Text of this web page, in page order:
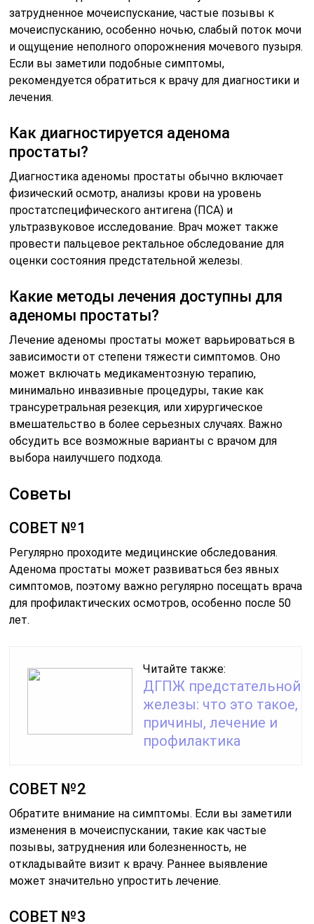
затрудненное мочеиспускание, частые позывы к
мочеиспусканию, особенно ночью, слабый поток мочи
и ощущение неполного опорожнения мочевого пузыря.
Если вы заметили подобные симптомы,
рекомендуется обратиться к врачу для диагностики и
лечения.
Как диагностируется аденома
простаты?
Диагностика аденомы простаты обычно включает
физический осмотр, анализы крови на уровень
простатспецифического антигена (ПСА) и
ультразвуковое исследование. Врач может также
провести пальцевое ректальное обследование для
оценки состояния предстательной железы.
Какие методы лечения доступны для
аденомы простаты?
Лечение аденомы простаты может варьироваться в
зависимости от степени тяжести симптомов. Оно
может включать медикаментозную терапию,
минимально инвазивные процедуры, такие как
трансуретральная резекция, или хирургическое
вмешательство в более серьезных случаях. Важно
обсудить все возможные варианты с врачом для
выбора наилучшего подхода.
Советы
СОВЕТ №1
Регулярно проходите медицинские обследования.
Аденома простаты может развиваться без явных
симптомов, поэтому важно регулярно посещать врача
для профилактических осмотров, особенно после 50
лет.
Читайте также:
ДГПЖ предстательной
железы: что это такое,
причины, лечение и
профилактика
СОВЕТ №2
Обратите внимание на симптомы. Если вы заметили
изменения в мочеиспускании, такие как частые
позывы, затруднения или болезненность, не
откладывайте визит к врачу. Раннее выявление
может значительно упростить лечение.
СОВЕТ №3